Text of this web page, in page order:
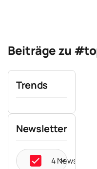
Beiträge zu
Trends
Newsletter
4